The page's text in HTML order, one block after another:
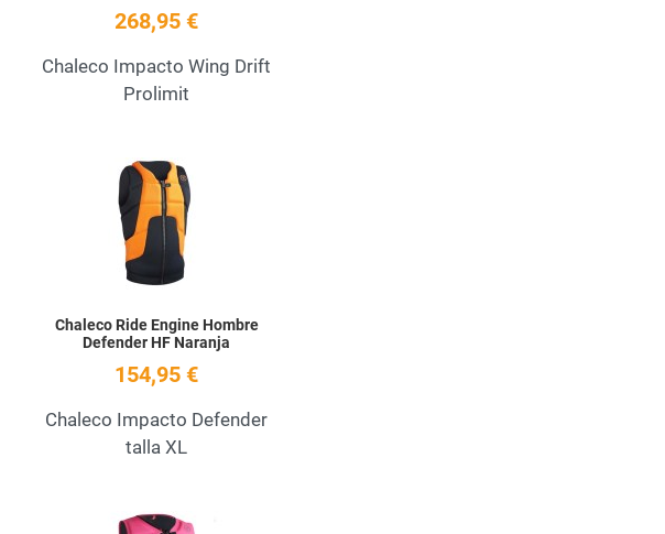
268,95 €
Chaleco Impacto Wing Drift
Prolimit
Add to Wishlist
Chaleco Ride Engine Hombre
Defender HF Naranja
154,95 €
Chaleco Impacto Defender
talla XL
Add to Wishlist